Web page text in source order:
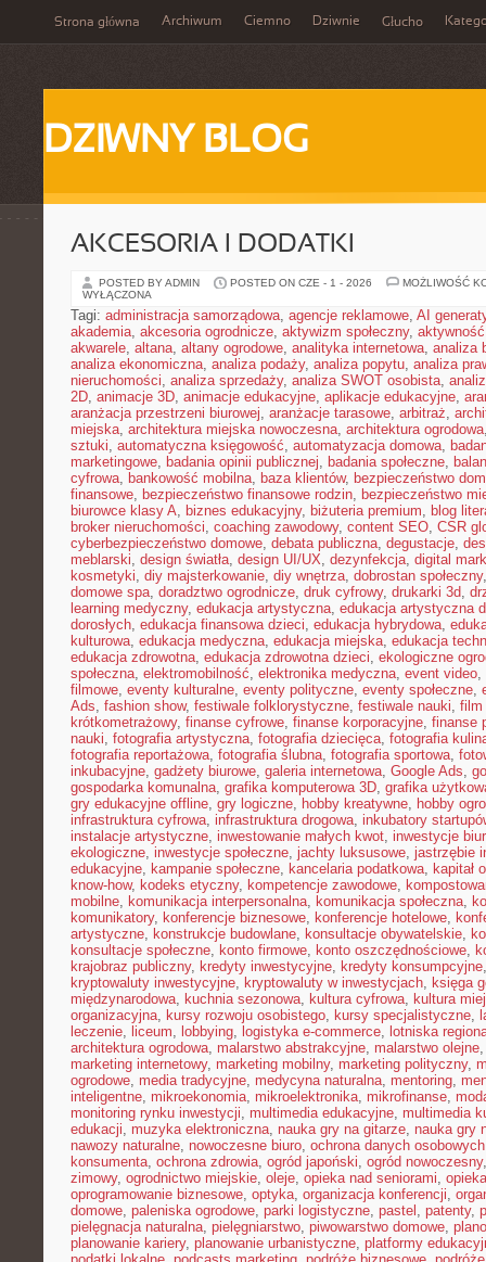
Strona główna Archiwum Ciemno Dziwnie Głucho
DZIWNY BLOG
AKCESORIA I DODATKI
POSTED BY ADMIN POSTED ON CZE - 1 - 2026
MOŻLIWOŚĆ
WYŁĄCZONA
Tagi: administracja samorządowa, agencje reklamowe, AI
akademia, akcesoria ogrodnicze, aktywizm społeczny,
akwarele, altana, altany ogrodowe, analityka internetowa, analiza
analiza ekonomiczna, analiza podaży, analiza popytu, analiza
nieruchomości, analiza sprzedaży, analiza SWOT osobista,
2D, animacje 3D, animacje edukacyjne, aplikacje edukacyjne,
aranżacja przestrzeni biurowej, aranżacje tarasowe, arbitraż,
miejska, architektura miejska nowoczesna, architektura ogrodowa
sztuki, automatyczna księgowość, automatyzacja domowa,
marketingowe, badania opinii publicznej, badania społeczne,
cyfrowa, bankowość mobilna, baza klientów, bezpieczeństwo
finansowe, bezpieczeństwo finansowe rodzin, bezpieczeństwo
biurowce klasy A, biznes edukacyjny, biżuteria premium, blog
broker nieruchomości, coaching zawodowy, content SEO, CSR
cyberbezpieczeństwo domowe, debata publiczna, degustacje,
meblarski, design światła, design UI/UX, dezynfekcja, digital
kosmetyki, diy majsterkowanie, diy wnętrza, dobrostan społeczny
domowe spa, doradztwo ogrodnicze, druk cyfrowy, drukarki 3d,
learning medyczny, edukacja artystyczna, edukacja artystyczna
dorosłych, edukacja finansowa dzieci, edukacja hybrydowa,
kulturowa, edukacja medyczna, edukacja miejska, edukacja
edukacja zdrowotna, edukacja zdrowotna dzieci, ekologiczne
społeczna, elektromobilność, elektronika medyczna, event video,
filmowe, eventy kulturalne, eventy polityczne, eventy społeczne,
Ads, fashion show, festiwale folklorystyczne, festiwale nauki, film
krótkometrażowy, finanse cyfrowe, finanse korporacyjne, finanse
nauki, fotografia artystyczna, fotografia dziecięca, fotografia
fotografia reportażowa, fotografia ślubna, fotografia sportowa,
inkubacyjne, gadżety biurowe, galeria internetowa, Google Ads,
gospodarka komunalna, grafika komputerowa 3D, grafika
gry edukacyjne offline, gry logiczne, hobby kreatywne, hobby
infrastruktura cyfrowa, infrastruktura drogowa, inkubatory
instalacje artystyczne, inwestowanie małych kwot, inwestycje
ekologiczne, inwestycje społeczne, jachty luksusowe, jastrzębie
edukacyjne, kampanie społeczne, kancelaria podatkowa, kapitał
know-how, kodeks etyczny, kompetencje zawodowe,
mobilne, komunikacja interpersonalna, komunikacja społeczna,
komunikatory, konferencje biznesowe, konferencje hotelowe,
artystyczne, konstrukcje budowlane, konsultacje obywatelskie,
konsultacje społeczne, konto firmowe, konto oszczędnościowe,
krajobraz publiczny, kredyty inwestycyjne, kredyty konsumpcyjne
kryptowaluty inwestycyjne, kryptowaluty w inwestycjach, księga
międzynarodowa, kuchnia sezonowa, kultura cyfrowa, kultura
organizacyjna, kursy rozwoju osobistego, kursy specjalistyczne,
leczenie, liceum, lobbying, logistyka e-commerce, lotniska
architektura ogrodowa, malarstwo abstrakcyjne, malarstwo olejne
marketing internetowy, marketing mobilny, marketing polityczny,
ogrodowe, media tradycyjne, medycyna naturalna, mentoring,
inteligentne, mikroekonomia, mikroelektronika, mikrofinanse,
monitoring rynku inwestycji, multimedia edukacyjne, multimedia
edukacji, muzyka elektroniczna, nauka gry na gitarze, nauka gry
nawozy naturalne, nowoczesne biuro, ochrona danych osobowych
konsumenta, ochrona zdrowia, ogród japoński, ogród nowoczesny
zimowy, ogrodnictwo miejskie, oleje, opieka nad seniorami,
oprogramowanie biznesowe, optyka, organizacja konferencji,
domowe, paleniska ogrodowe, parki logistyczne, pastel , patenty,
pielęgnacja naturalna, pielęgniarstwo, piwowarstwo domowe,
planowanie kariery, planowanie urbanistyczne, platformy